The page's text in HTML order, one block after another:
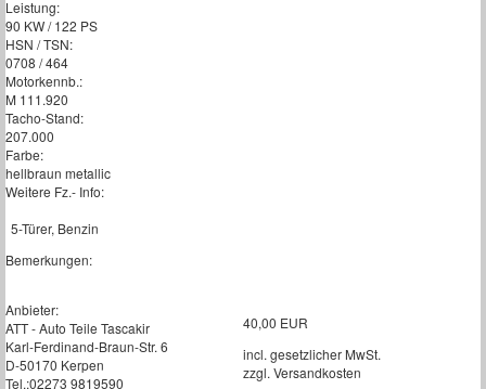
Leistung:
90 KW / 122 PS
HSN / TSN:
0708 / 464
Motorkennb.:
M 111.920
Tacho-Stand:
207.000
Farbe:
hellbraun metallic
Weitere Fz.- Info:
5-Türer, Benzin
Bemerkungen:
Anbieter:
ATT - Auto Teile Tascakir
Karl-Ferdinand-Braun-Str. 6
D-50170 Kerpen
Tel.:02273 9819590
40,00 EUR
incl. gesetzlicher MwSt.
zzgl. Versandkosten